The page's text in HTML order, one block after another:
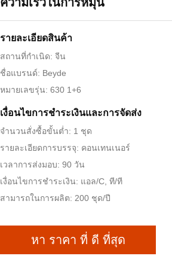
รายละเอียดสินค้า
สถานที่กำเนิด: จีน
ชื่อแบรนด์: Beyde
หมายเลขรุ่น: 630 1+6
เงื่อนไขการชําระเงินและการจัดส่ง
จำนวนสั่งซื้อขั้นต่ำ: 1 ชุด
รายละเอียดการบรรจุ: คอนเทนเนอร์
เวลาการส่งมอบ: 90 วัน
เงื่อนไขการชำระเงิน: แอล/C, ที/ที
สามารถในการผลิต: 200 ชุด/ปี
หา ราคา ที่ ดี ที่สุด